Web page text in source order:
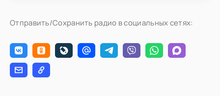
Отправить/Сохранить радио в социальных сетях: